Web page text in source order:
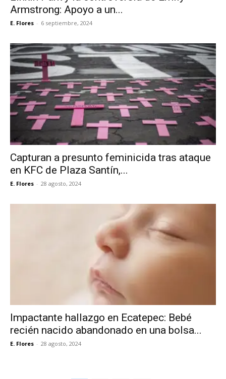
Armstrong: Apoyo a un...
E. Flores - 6 septiembre, 2024
Capturan a presunto feminicida tras ataque
en KFC de Plaza Santín,...
E. Flores - 28 agosto, 2024
Impactante hallazgo en Ecatepec: Bebé
recién nacido abandonado en una bolsa...
E. Flores - 28 agosto, 2024